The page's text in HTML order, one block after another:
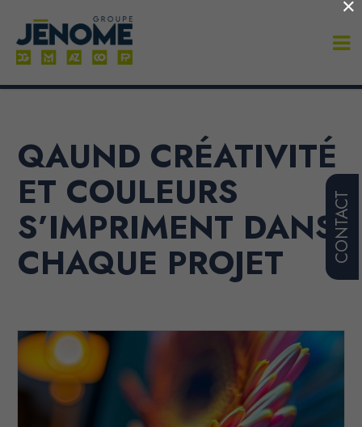
CONTACT
QAUND CRÉATIVITÉ
ET COULEURS
S’IMPRIMENT DANS
CHAQUE PROJET